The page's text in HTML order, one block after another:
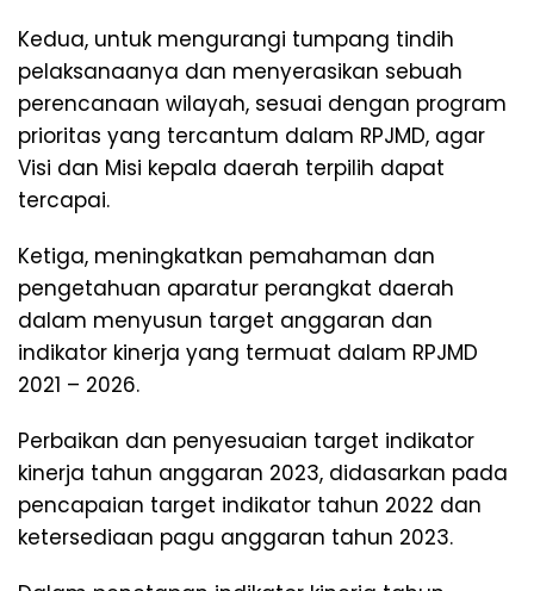
Kedua, untuk mengurangi tumpang tindih
pelaksanaanya dan menyerasikan sebuah
perencanaan wilayah, sesuai dengan program
prioritas yang tercantum dalam RPJMD, agar
Visi dan Misi kepala daerah terpilih dapat
tercapai.
Ketiga, meningkatkan pemahaman dan
pengetahuan aparatur perangkat daerah
dalam menyusun target anggaran dan
indikator kinerja yang termuat dalam RPJMD
2021 – 2026.
Perbaikan dan penyesuaian target indikator
kinerja tahun anggaran 2023, didasarkan pada
pencapaian target indikator tahun 2022 dan
ketersediaan pagu anggaran tahun 2023.